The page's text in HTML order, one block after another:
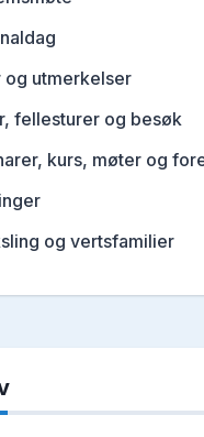
og utmerkelser
fellesturer og besøk
kurs, møter og
og vertsfamilier